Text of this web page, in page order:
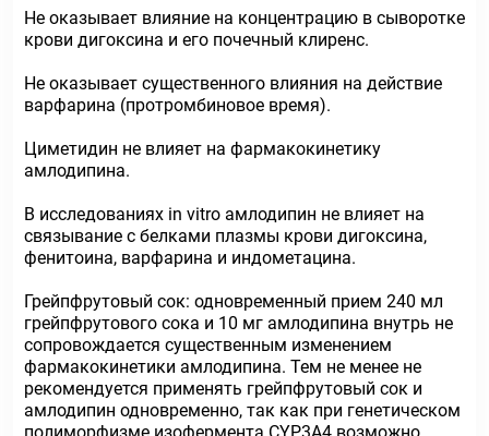
Не оказывает влияние на концентрацию в сыворотке
крови дигоксина и его почечный клиренс.
Не оказывает существенного влияния на действие
варфарина (протромбиновое время).
Циметидин не влияет на фармакокинетику
амлодипина.
В исследованиях in vitro амлодипин не влияет на
связывание с белками плазмы крови дигоксина,
фенитоина, варфарина и индометацина.
Грейпфрутовый сок: одновременный прием 240 мл
грейпфрутового сока и 10 мг амлодипина внутрь не
сопровождается существенным изменением
фармакокинетики амлодипина. Тем не менее не
рекомендуется применять грейпфрутовый сок и
амлодипин одновременно, так как при генетическом